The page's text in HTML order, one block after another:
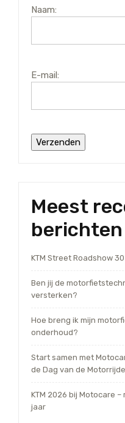
Naam:
E-mail:
Meest
berichten
KTM Street Roadshow
Ben jij de
versterken?
Hoe breng ik mijn
onderhoud?
Start samen met
de Dag van de
KTM 2026 bij Motocare
jaar